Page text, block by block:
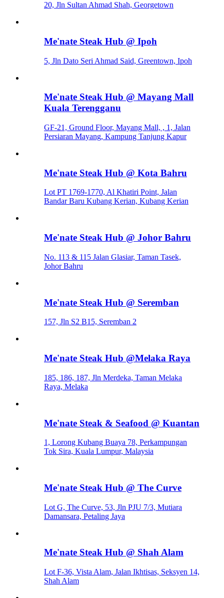
20, Jln Sultan Ahmad Shah, Georgetown
Me'nate Steak Hub @ Ipoh
5, Jln Dato Seri Ahmad Said, Greentown, Ipoh
Me'nate Steak Hub @ Mayang Mall
Kuala Terengganu
GF-21, Ground Floor, Mayang Mall, , 1, Jalan
Persiaran Mayang, Kampung Tanjung Kapur
Me'nate Steak Hub @ Kota Bahru
Lot PT 1769-1770, Al Khatiri Point, Jalan
Bandar Baru Kubang Kerian, Kubang Kerian
Me'nate Steak Hub @ Johor Bahru
No. 113 & 115 Jalan Glasiar, Taman Tasek,
Johor Bahru
Me'nate Steak Hub @ Seremban
157, Jln S2 B15, Seremban 2
Me'nate Steak Hub @Melaka Raya
185, 186, 187, Jln Merdeka, Taman Melaka
Raya, Melaka
Me'nate Steak & Seafood @ Kuantan
1, Lorong Kubang Buaya 78, Perkampungan
Tok Sira, Kuala Lumpur, Malaysia
Me'nate Steak Hub @ The Curve
Lot G, The Curve, 53, Jln PJU 7/3, Mutiara
Damansara, Petaling Jaya
Me'nate Steak Hub @ Shah Alam
Lot F-36, Vista Alam, Jalan Ikhtisas, Seksyen 14,
Shah Alam